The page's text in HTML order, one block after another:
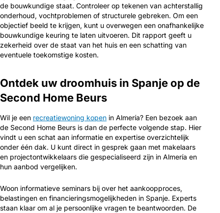
de bouwkundige staat. Controleer op tekenen van achterstallig
onderhoud, vochtproblemen of structurele gebreken. Om een
objectief beeld te krijgen, kunt u overwegen een onafhankelijke
bouwkundige keuring te laten uitvoeren. Dit rapport geeft u
zekerheid over de staat van het huis en een schatting van
eventuele toekomstige kosten.
Ontdek uw droomhuis in Spanje op de
Second Home Beurs
Wil je een recreatiewoning kopen in Almería? Een bezoek aan
de Second Home Beurs is dan de perfecte volgende stap. Hier
vindt u een schat aan informatie en expertise overzichtelijk
onder één dak. U kunt direct in gesprek gaan met makelaars
en projectontwikkelaars die gespecialiseerd zijn in Almería en
hun aanbod vergelijken.
Woon informatieve seminars bij over het aankoopproces,
belastingen en financieringsmogelijkheden in Spanje. Experts
staan klaar om al je persoonlijke vragen te beantwoorden. De